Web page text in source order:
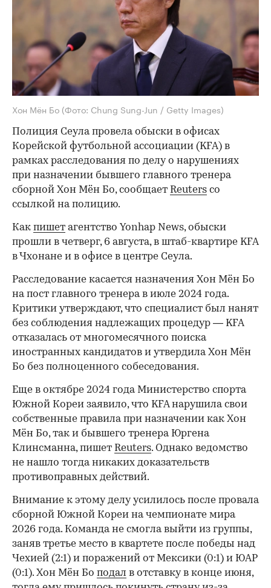
Хон Мён Бо (Фото: Chung Sung-Jun / Getty Images)
Полиция Сеула провела обыски в офисах
Корейской футбольной ассоциации (KFA) в
рамках расследования по делу о нарушениях
при назначении бывшего главного тренера
сборной Хон Мён Бо, сообщает Reuters со
ссылкой на полицию.
Как пишет агентство Yonhap News, обыски
прошли в четверг, 6 августа, в штаб-квартире KFA
в Чхонане и в офисе в центре Сеула.
Расследование касается назначения Хон Мён Бо
на пост главного тренера в июле 2024 года.
Критики утверждают, что специалист был нанят
без соблюдения надлежащих процедур — KFA
отказалась от многомесячного поиска
иностранных кандидатов и утвердила Хон Мён
Бо без полноценного собеседования.
Еще в октябре 2024 года Министерство спорта
Южной Кореи заявило, что KFA нарушила свои
собственные правила при назначении как Хон
Мён Бо, так и бывшего тренера Юргена
Клинсманна, пишет Reuters. Однако ведомство
не нашло тогда никаких доказательств
противоправных действий.
Внимание к этому делу усилилось после провала
сборной Южной Кореи на чемпионате мира
2026 года. Команда не смогла выйти из группы,
заняв третье место в квартете после победы над
Чехией (2:1) и поражений от Мексики (0:1) и ЮАР
(0:1). Хон Мён Бо подал в отставку в конце июня,